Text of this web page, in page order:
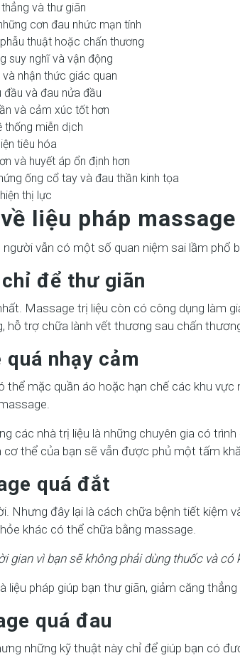
và thư giãn
cơn đau nhức mạn tính
thuật hoặc chấn thương
suy nghĩ và vận động
và nhận thức giác quan
đầu và đau nửa đầu
và cảm xúc tốt hơn
thống miễn dịch
tiêu hóa
và huyết áp ổn định hơn
ống cổ tay và đau thần kinh tọa
thị lực
liệu pháp
vẫn có một số quan niệm sai lầm phổ
để thư giãn
Massage trị liệu còn có công dụng làm
hỗ trợ chữa lành vết thương sau chấn
nhạy cảm
mặc quần áo hoặc hạn chế các khu
các nhà trị liệu là những chuyên gia có
thể của bạn sẽ vẫn được phủ một tấm
quá đắt
đây lại là cách chữa bệnh tiết kiệm
khác có thể chữa bằng massage.
vì bạn sẽ không phải dùng thuốc và có
pháp giúp bạn thư giãn, giảm căng
quá đau
những kỹ thuật này chỉ để giúp bạn có